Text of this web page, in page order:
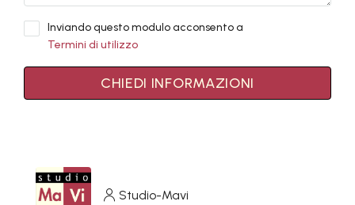
Inviando questo modulo acconsento a
Termini di utilizzo
CHIEDI INFORMAZIONI
Studio-Mavi